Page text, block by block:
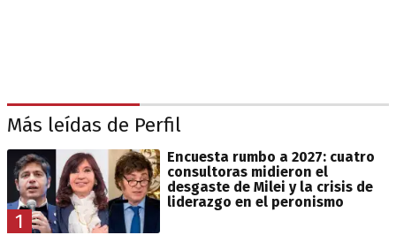
Más leídas de Perfil
1
Encuesta rumbo a 2027: cuatro
consultoras midieron el
desgaste de Milei y la crisis de
liderazgo en el peronismo